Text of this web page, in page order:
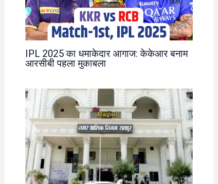
IPL 2025 का धमाकेदार आगाज: केकेआर बनाम
आरसीबी पहला मुकाबला